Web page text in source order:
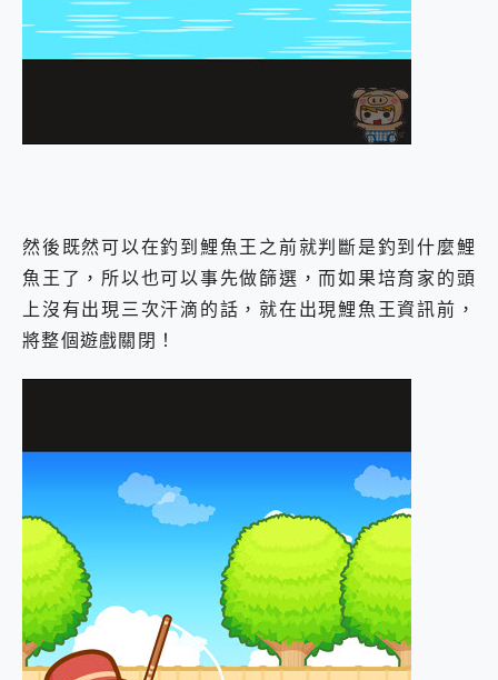
然後既然可以在釣到鯉魚王之前就判斷是釣到什麼鯉
魚王了，所以也可以事先做篩選，而如果培育家的頭
上沒有出現三次汗滴的話，就在出現鯉魚王資訊前，
將整個遊戲關閉！